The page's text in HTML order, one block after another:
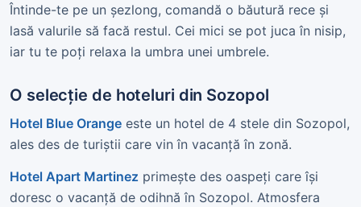
Întinde-te pe un șezlong, comandă o băutură rece și
lasă valurile să facă restul. Cei mici se pot juca în nisip,
iar tu te poți relaxa la umbra unei umbrele.
O selecție de hoteluri din Sozopol
Hotel Blue Orange este un hotel de 4 stele din Sozopol,
ales des de turiștii care vin în vacanță în zonă.
Hotel Apart Martinez primește des oaspeți care își
doresc o vacanță de odihnă în Sozopol. Atmosfera